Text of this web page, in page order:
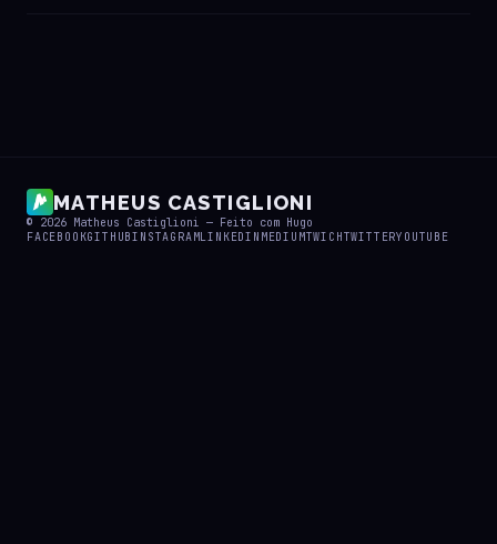
MATHEUS CASTIGLIONI
© 2026 Matheus Castiglioni — Feito com Hugo
FACEBOOKGITHUBINSTAGRAMLINKEDIN MEDIUMTWICHTWITTERYOUTUBE